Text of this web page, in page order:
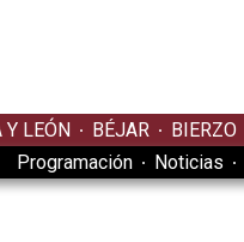
Y LEÓN BÉJAR BIERZO
Programación
Noticias